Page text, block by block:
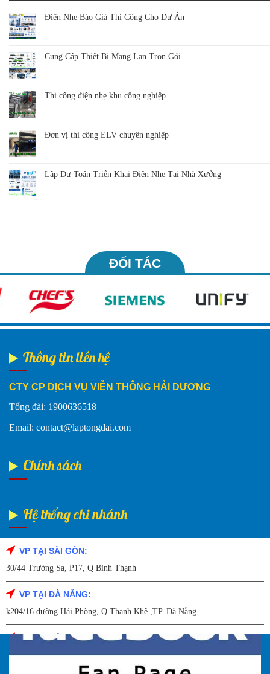
Điện Nhẹ Báo Giá Thi Công Cho Dự Án
Cung Cấp Thiết Bị Mạng Lan Trọn Gói
Thi công điện nhẹ khu công nghiệp
Đơn vị thi công ELV chuyên nghiệp
Lập Dự Toán Triển Khai Điện Nhẹ Tại Nhà Xưởng
ĐỐI TÁC
Thông tin liên hệ
CTY CP DỊCH VỤ VIỄN THÔNG HẢI DƯƠNG
Tổng đài: 1900636518
Email: contact@laptongdai.com
Chính sách
Hệ thống chi nhánh
VP TẠI SÀI GÒN:
30/44 Trường Sa, P17, Q Bình Thạnh
VP TẠI ĐÀ NẴNG:
k204/16 đường Hải Phòng, Q.Thanh Khê ,TP. Đà Nẵng
VP TẠI HẢI DƯƠNG:
Số 9/14 – P.Tứ Thông – TP Hải Dương
Fanpage Facebook